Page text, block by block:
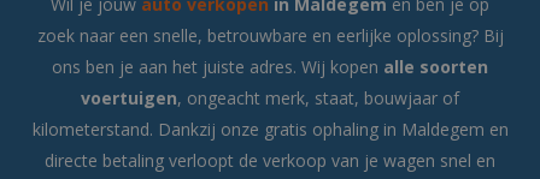
zoek naar een snelle, betrouwbare en eerlijke oplossing? Bij
ons ben je aan het juiste adres. Wij kopen alle soorten
voertuigen, ongeacht merk, staat, bouwjaar of
kilometerstand. Dankzij onze gratis ophaling in Maldegem en
directe betaling verloopt de verkoop van je wagen snel en